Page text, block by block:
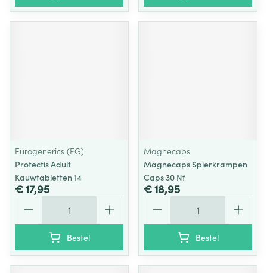
Eurogenerics (EG)
Protectis Adult
Kauwtabletten 14
€ 17,95
Bestel
Magnecaps
Magnecaps Spierkrampen
Caps 30 Nf
€ 18,95
Bestel